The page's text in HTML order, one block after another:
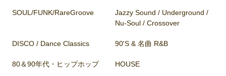
SOUL/FUNK/RareGroove
Jazzy Sound / Underground /
Nu-Soul / Crossover
DISCO / Dance Classics 90'S & 名曲 R&B
80＆90年代・ヒップホップ HOUSE